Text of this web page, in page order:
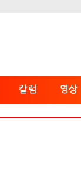
칼럼 영상